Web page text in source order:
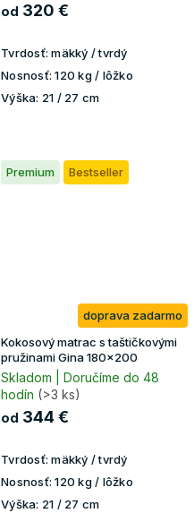
od 320 €
Tvrdosť: mäkký / tvrdý
Nosnosť: 120 kg / lôžko
Výška: 21 / 27 cm
Premium Bestseller
doprava zadarmo
Kokosový matrac s taštičkovými
pružinami Gina 180x200
Skladom | Doručíme do 48
hodín (>3 ks)
od 344 €
Tvrdosť: mäkký / tvrdý
Nosnosť: 120 kg / lôžko
Výška: 21 / 27 cm